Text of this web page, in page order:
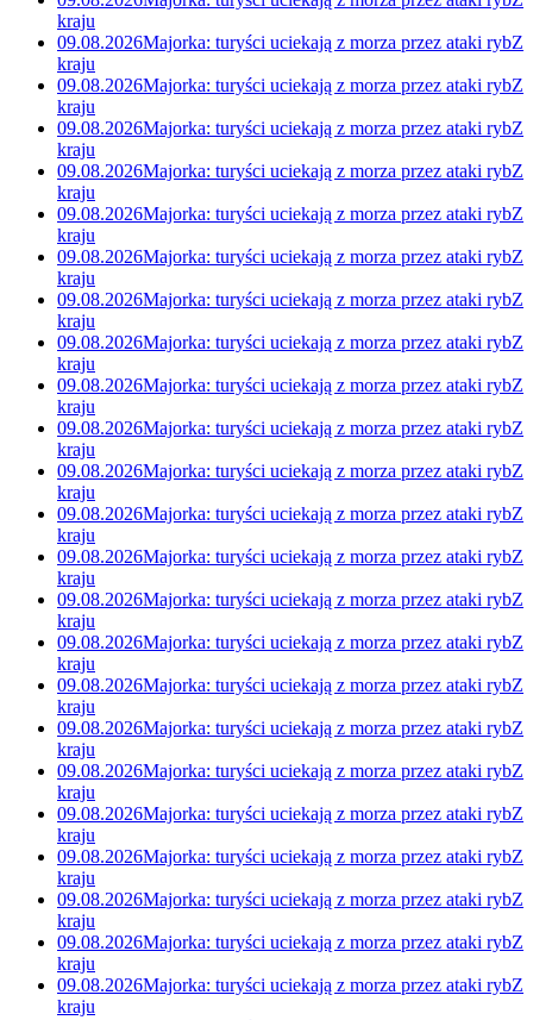
kraju
09.08.2026Majorka: turyści uciekają z morza przez ataki rybZ
kraju
09.08.2026Majorka: turyści uciekają z morza przez ataki rybZ
kraju
09.08.2026Majorka: turyści uciekają z morza przez ataki rybZ
kraju
09.08.2026Majorka: turyści uciekają z morza przez ataki rybZ
kraju
09.08.2026Majorka: turyści uciekają z morza przez ataki rybZ
kraju
09.08.2026Majorka: turyści uciekają z morza przez ataki rybZ
kraju
09.08.2026Majorka: turyści uciekają z morza przez ataki rybZ
kraju
09.08.2026Majorka: turyści uciekają z morza przez ataki rybZ
kraju
09.08.2026Majorka: turyści uciekają z morza przez ataki rybZ
kraju
09.08.2026Majorka: turyści uciekają z morza przez ataki rybZ
kraju
09.08.2026Majorka: turyści uciekają z morza przez ataki rybZ
kraju
09.08.2026Majorka: turyści uciekają z morza przez ataki rybZ
kraju
09.08.2026Majorka: turyści uciekają z morza przez ataki rybZ
kraju
09.08.2026Majorka: turyści uciekają z morza przez ataki rybZ
kraju
09.08.2026Majorka: turyści uciekają z morza przez ataki rybZ
kraju
09.08.2026Majorka: turyści uciekają z morza przez ataki rybZ
kraju
09.08.2026Majorka: turyści uciekają z morza przez ataki rybZ
kraju
09.08.2026Majorka: turyści uciekają z morza przez ataki rybZ
kraju
09.08.2026Majorka: turyści uciekają z morza przez ataki rybZ
kraju
09.08.2026Majorka: turyści uciekają z morza przez ataki rybZ
kraju
09.08.2026Majorka: turyści uciekają z morza przez ataki rybZ
kraju
09.08.2026Majorka: turyści uciekają z morza przez ataki rybZ
kraju
09.08.2026Majorka: turyści uciekają z morza przez ataki rybZ
kraju